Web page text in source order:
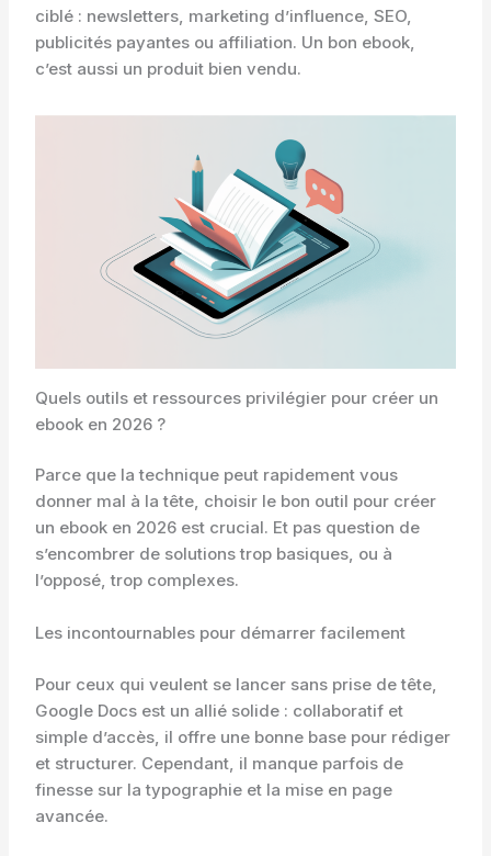
ciblé : newsletters, marketing d’influence, SEO,
publicités payantes ou affiliation. Un bon ebook,
c’est aussi un produit bien vendu.
Quels outils et ressources privilégier pour créer un
ebook en 2026 ?
Parce que la technique peut rapidement vous
donner mal à la tête, choisir le bon outil pour créer
un ebook en 2026 est crucial. Et pas question de
s’encombrer de solutions trop basiques, ou à
l’opposé, trop complexes.
Les incontournables pour démarrer facilement
Pour ceux qui veulent se lancer sans prise de tête,
Google Docs est un allié solide : collaboratif et
simple d’accès, il offre une bonne base pour rédiger
et structurer. Cependant, il manque parfois de
finesse sur la typographie et la mise en page
avancée.